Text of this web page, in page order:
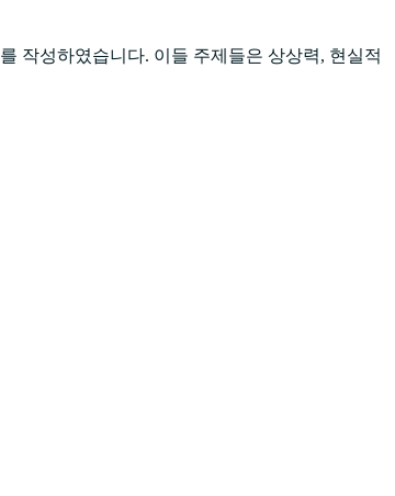
작성하였습니다. 이들 주제들은 상상력, 현실적